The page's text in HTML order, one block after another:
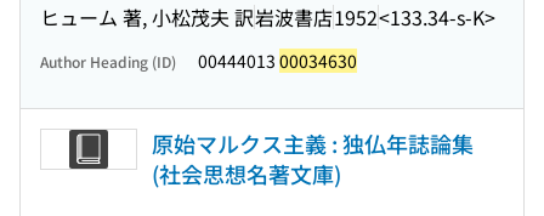
ヒューム 著, 小松茂夫 訳岩波書店1952<133.34-s-K>
Author Heading (ID) 00444013 00034630
原始マルクス主義 : 独仏年誌論集
(社会思想名著文庫)